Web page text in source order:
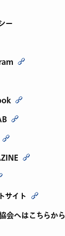
ー
サイト
会へはこちらから